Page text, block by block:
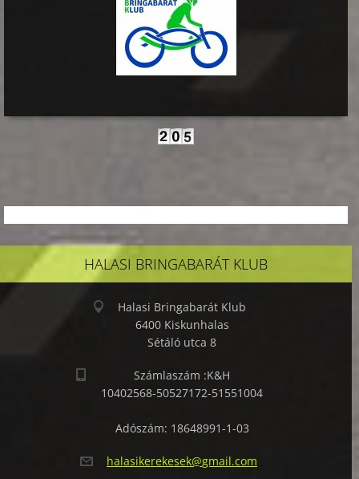
HALASI BRINGABARÁT KLUB
Halasi Bringabarát Klub
6400 Kiskunhalas
Sétáló utca 8
Számlaszám :K&H
10402568-50527172-51551004
Adószám: 18648991-1-03
halasikerekesek@gmail.com